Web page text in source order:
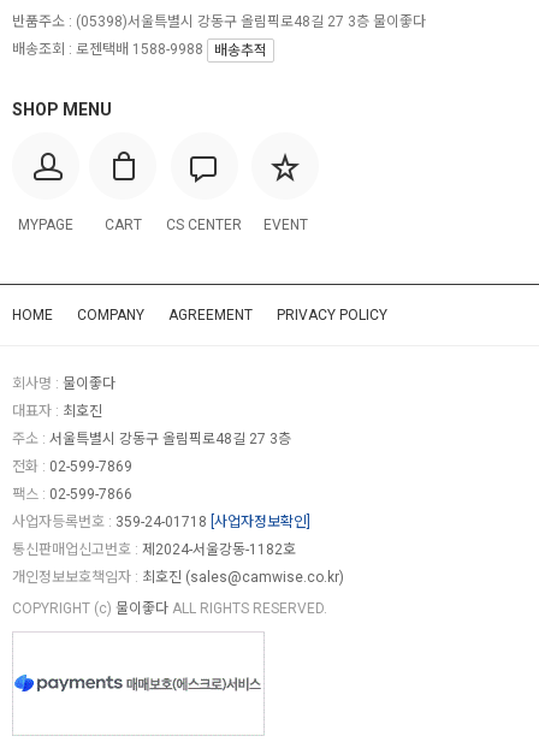
SHOP MENU
MYPAGE CART CS CENTER EVENT
반품주소 : (05398)서울특별시 강동구 올림픽로48길 27 3층 물이좋다
배송조회 : 로젠택배 1588-9988
배송추적
HOME COMPANY AGREEMENT PRIVACY POLICY
회사명 : 물이좋다
대표자 : 최호진
주소 : 서울특별시 강동구 올림픽로48길 27 3층
전화 : 02-599-7869
팩스 : 02-599-7866
사업자등록번호 : 359-24-01718 [사업자정보확인]
통신판매업신고번호 : 제2024-서울강동-1182호
개인정보보호책임자 : 최호진 (sales@camwise.co.kr)
COPYRIGHT (c) 물이좋다 ALL RIGHTS RESERVED.